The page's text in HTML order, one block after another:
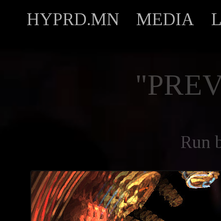
HYPRD.MN MEDIA
Run